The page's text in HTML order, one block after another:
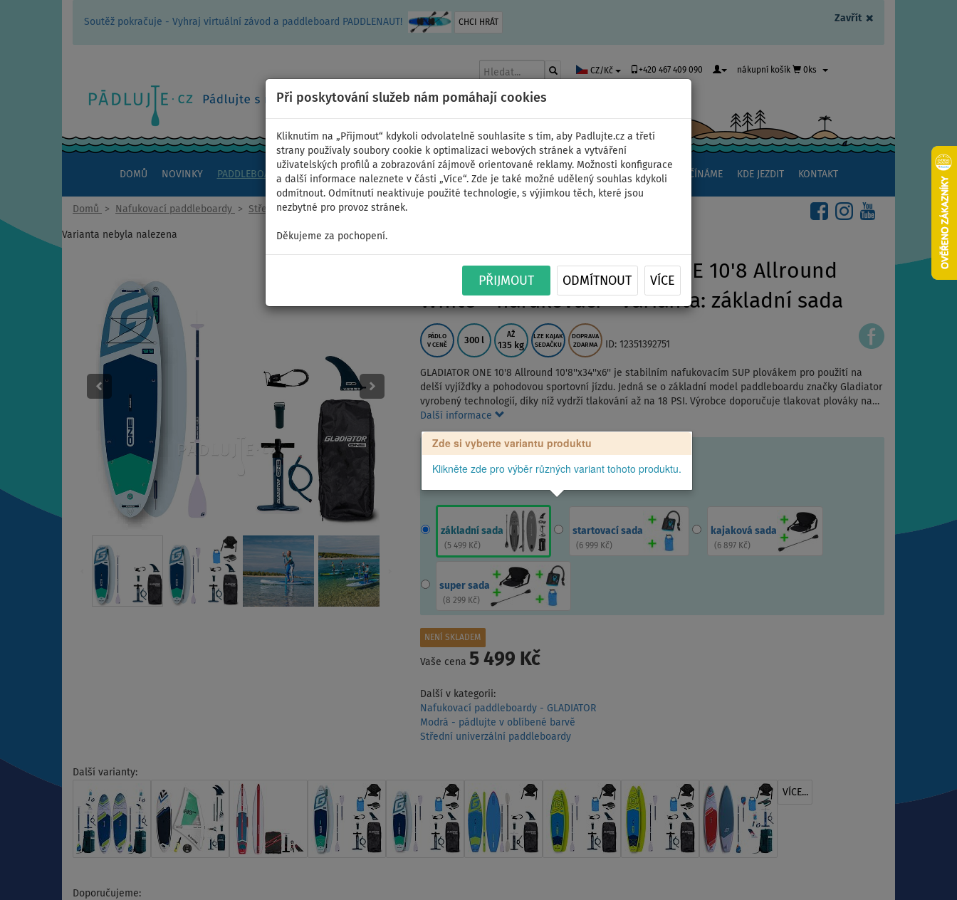
Zavřít ×
Soutěž pokračuje - Vyhraj virtuální závod a paddleboard PADDLENAUT! CHCI HRÁT
Při poskytování služeb nám pomáhají cookies
Kliknutím na „Přijmout“ kdykoli odvolatelně souhlasíte s tím, aby Padlujte.cz a třetí
strany používaly soubory cookie k optimalizaci webových stránek a vytváření
uživatelských profilů a zobrazování zájmově orientované reklamy. Možnosti konfigurace
a další informace naleznete v části „Více“. Zde je také možné udělený souhlas kdykoli
odmítnout. Odmítnutí neaktivuje použité technologie, s výjimkou těch, které jsou
nezbytné pro provoz stránek.
Děkujeme za pochopení.
PŘIJMOUT ODMÍTNOUT VÍCE
CZ/Kč +420 467 409 090 nákupní košík 0ks
DOMŮ NOVINKY PADDLEBOARDY KAJAKY ČLUNY A MOTORY PÁDLA PLACHTY OBLEČENÍ PŘÍSLUŠENSTVÍ ZAČÍNÁME KDE JEZDIT KONTAKT
Domů > Nafukovací paddleboardy > Střední univerzální
Varianta nebyla nalezena
Paddleboard GLADIATOR ONE 10'8 Allround
White - nafukovací - varianta: základní sada
PÁDLO
V CENĚ
300 l
AŽ
135 kg
LZE KAJAK
SEDAČKU
DOPRAVA
ZDARMA
ID: 12351392751
GLADIATOR ONE 10'8 Allround 10'8''x34''x6'' je stabilním nafukovacím SUP plovákem pro použití na
delší vyjížďky a pohodovou sportovní jízdu. Jedná se o základní model paddleboardu značky Gladiator
vyrobený technologií, díky níž vydrží tlakování až na 18 PSI. Výrobce doporučuje tlakovat plováky na…
Další informace
Zde si vyberte variantu produktu
Klikněte zde pro výběr různých variant tohoto produktu.
základní sada
( 5 499 Kč)
startovací sada
( 6 999 Kč)
kajaková sada
( 6 897 Kč)
super sada
(8 299 Kč)
NENÍ SKLADEM
Vaše cena 5 499 Kč
Další v kategorii:
Nafukovací paddleboardy - GLADIATOR
Modrá - pádlujte v oblíbené barvě
Střední univerzální paddleboardy
Další varianty:
VÍCE...
Doporučujeme: